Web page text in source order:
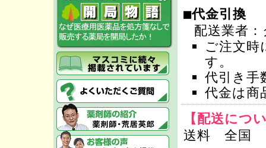
■代金引換
配送業者
ご注文時
す。
代引き手
代金は商
【配送につ
送料 全国